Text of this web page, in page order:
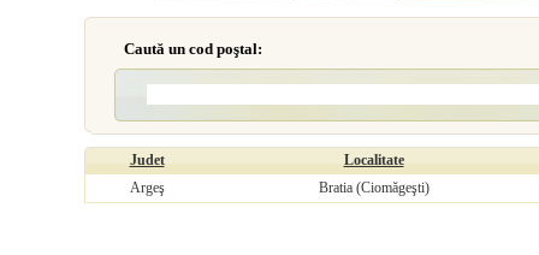
Caută un cod poştal:
Judet
Localitate
Argeş
Bratia (Ciomăgeşti)